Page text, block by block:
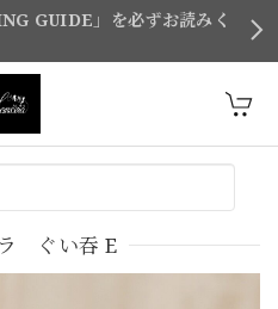
GUIDE」を必ずお読みく
ラ ぐい吞 E